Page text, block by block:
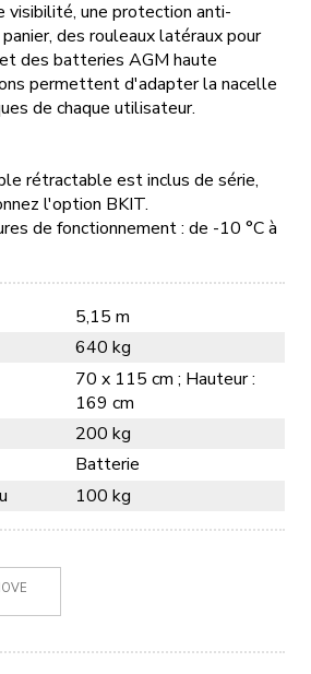
nous
5,15 m
640 kg
70 x 115 cm ; Hauteur :
169 cm
200 kg
Batterie
100 kg
visibilité, une protection anti-
des rouleaux latéraux pour
des batteries AGM haute
permettent d'adapter la nacelle
de chaque utilisateur.
rétractable est inclus de série,
l'option BKIT.
de fonctionnement : de -10 °C à